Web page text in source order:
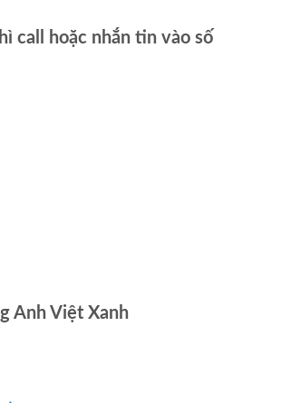
call hoặc nhắn tin vào số
Anh Việt Xanh